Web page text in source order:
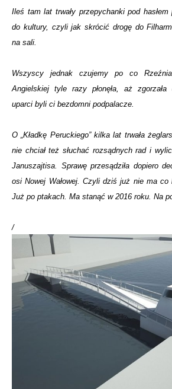
Ileś tam lat trwały przepychanki pod hasłem
do kultury, czyli jak skrócić drogę do
na sali.
Wszyscy jednak czujemy po co
Angielskiej tyle razy płonęła, aż zgorzała
uparci byli ci bezdomni podpalacze.
O „Kładkę Peruckiego” kilka lat trwała
nie chciał też słuchać rozsądnych rad i
Januszajtisa. Sprawę przesądziła dopiero
osi Nowej Wałowej. Czyli dziś już nie ma co
Już po ptakach. Ma stanąć w 2016 roku. Na
/